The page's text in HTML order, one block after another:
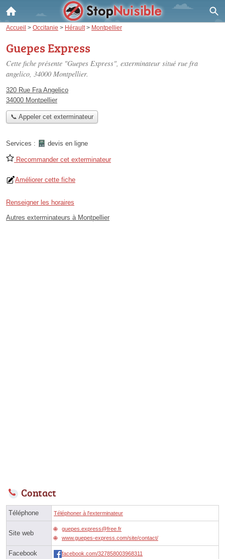
Accueil > Occitanie > Hérault > Montpellier
Guepes Express
Cette fiche présente "Guepes Express", exterminateur situé rue fra
angelico, 34000 Montpellier.
320 Rue Fra Angelico
34000 Montpellier
📞 Appeler cet exterminateur
Services : devis en ligne
Recommander cet exterminateur
Améliorer cette fiche
Renseigner les horaires
Autres exterminateurs à Montpellier
Contact
Téléphone Téléphoner à l'exterminateur
Site web
guepes.express@free.fr
www.guepes-express.com/site/contact/
Facebook facebook.com/327858003968311